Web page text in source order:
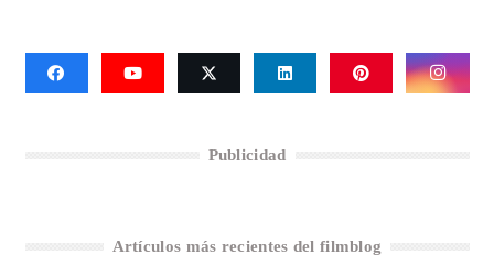
Publicidad
Artículos más recientes del filmblog